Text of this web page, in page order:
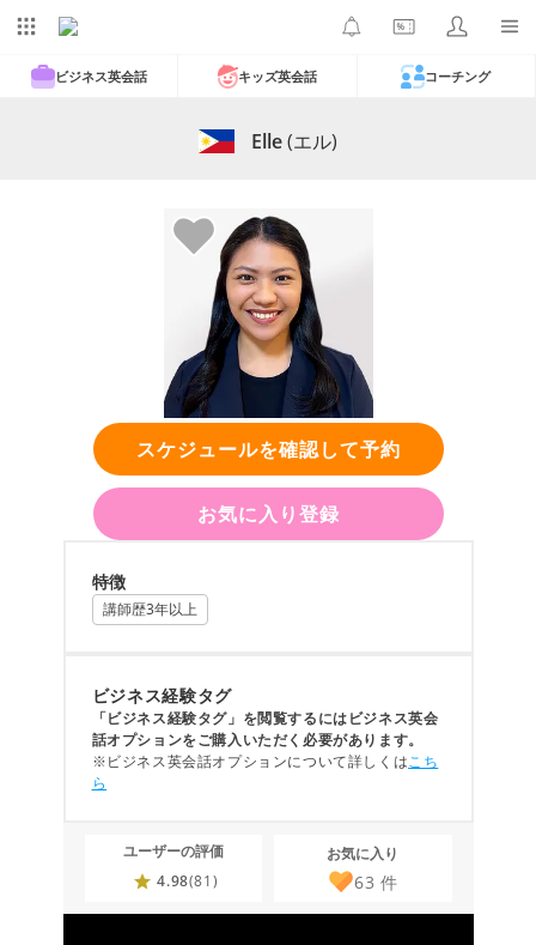
ビジネス英会話 キッズ英会話 コーチング
Elle(エル)
スケジュールを確認して予約
お気に入り登録
特徴
講師歴3年以上
ビジネス経験タグ
「ビジネス経験タグ」を閲覧するにはビジネス英会
話オプションをご購入いただく必要があります。
※ビジネス英会話オプションについて詳しくはこち
ら
ユーザーの評価
4.98(81)
お気に入り
63 件